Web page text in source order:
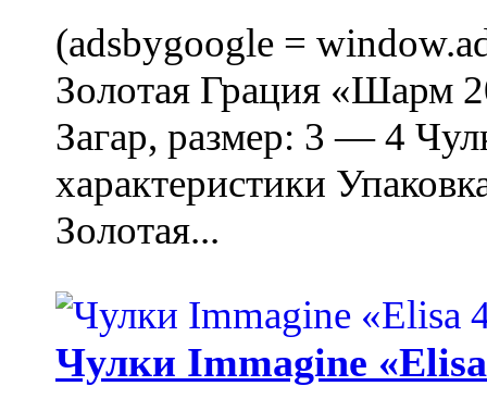
(adsbygoogle =
Золотая Грация «Шарм
Загар, размер: 3 — 4
характеристики
Золотая...
Чулки Immagine